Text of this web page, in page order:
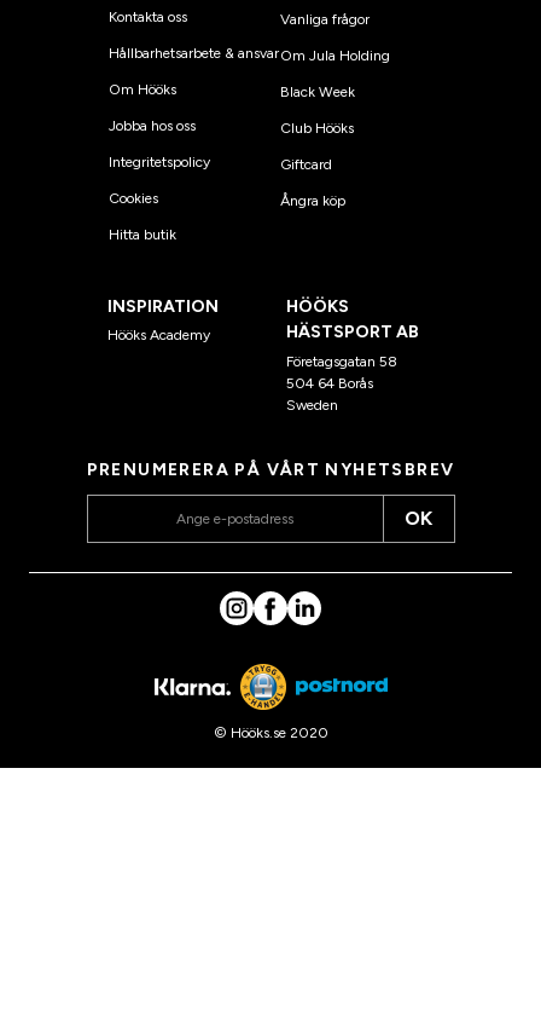
Kontakta oss
Hållbarhetsarbete & ansvar
Om Hööks
Jobba hos oss
Integritetspolicy
Cookies
Hitta butik
Vanliga frågor
Om Jula Holding
Black Week
Club Hööks
Giftcard
Ångra köp
INSPIRATION
Hööks Academy
HÖÖKS
HÄSTSPORT AB
Företagsgatan 58
504 64 Borås
Sweden
PRENUMERERA PÅ VÅRT NYHETSBREV
OK
© Hööks.se 2020